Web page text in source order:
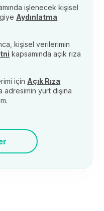
işlenecek kişisel
Aydınlatma
kişisel verilerimin
kapsamında açık rıza
için Açık Rıza
yurt dışına